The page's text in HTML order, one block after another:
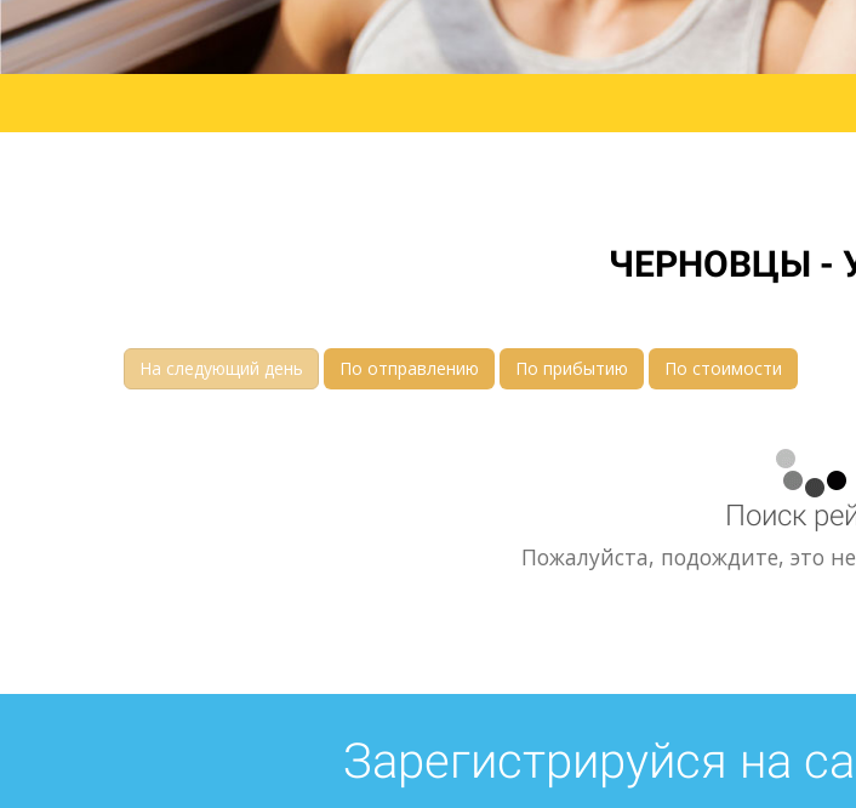
ЧЕРНОВЦЫ -
На следующий день По отправлению По прибытию По стоимости
Поиск
Пожалуйста, подождите, это
Зарегистрируйся на